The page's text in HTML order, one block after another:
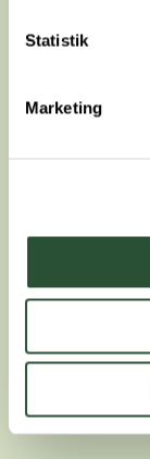
Statistik
Marketing